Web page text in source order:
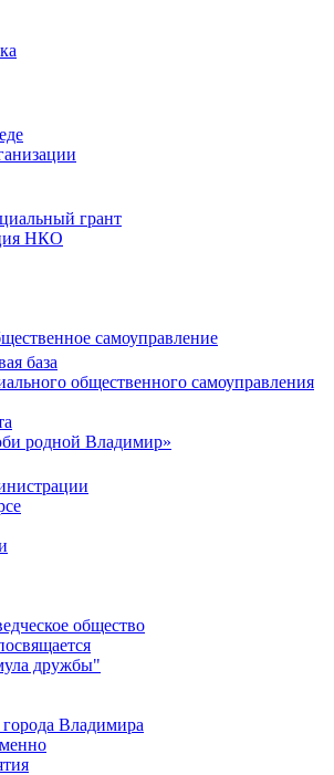
грант
НКО
самоуправление
база
общественного самоуправления
родной Владимир»
общество
дружбы"
Владимира